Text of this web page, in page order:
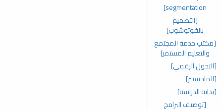
segmentation]
[التصميم
بالفوتوشوب]
[مكتب خدمة المجتمع
والتعليم المستمر]
[التحول الرقمي]
[الماجستير]
[بداية الدراسة]
[توصيف البرامج